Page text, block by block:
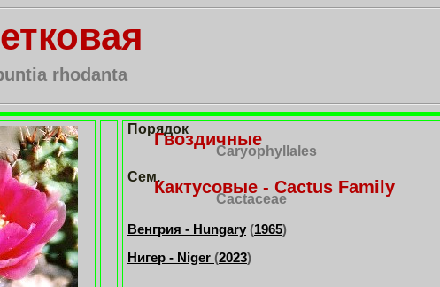
rhodanta
Порядок
Гвоздичные
Caryophyllales
Сем.
Кактусовые - Cactus Family
Cactaceae
Венгрия - Hungary (1965)
Нигер - Niger (2023)